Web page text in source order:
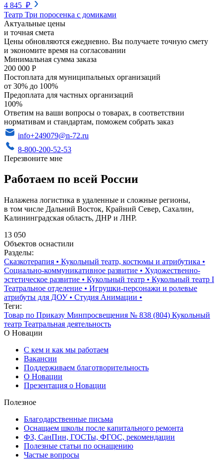
4 845 ₽
Театр Три поросенка с домиками
Актуальные цены
и точная смета
Цены обновляются ежедневно. Вы получаете точную смету
и экономите время на согласовании
Минимальная сумма заказа
200 000 Р
Постоплата для муниципальных организаций
от 30% до 100%
Предоплата для частных организаций
100%
Ответим на ваши вопросы о товарах, в соответствии
нормативам и стандартам, поможем собрать заказ
info+249079@n-72.ru
8-800-200-52-53
Перезвоните мне
Работаем по всей России
Налажена логистика в удаленные и сложные регионы,
в том числе Дальний Восток, Крайний Север, Сахалин,
Калининградская область, ДНР и ЛНР.
13 050
Объектов оснастили
Разделы:
Сказкотерапия • Кукольный театр, костюмы и атрибутика •
Социально-коммуникативное развитие • Художественно-
эстетическое развитие • Кукольный театр • Кукольный театр I
Театральное отделение • Игрушки-персонажи и ролевые
атрибуты для ДОУ• Студия Анимации •
Теги:
Товар по Приказу Минпросвещения № 838 (804) Кукольный
театр Театральная деятельность
О Новации
С кем и как мы работаем
Вакансии
Поддерживаем благотворительность
О Новации
Презентация о Новации
Полезное
Благодарственные письма
Оснащаем школы после капитального ремонта
ФЗ, СанПин, ГОСТы, ФГОС, рекомендации
Полезные статьи по оснащению
Частые вопросы